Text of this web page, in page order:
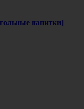
напитки]